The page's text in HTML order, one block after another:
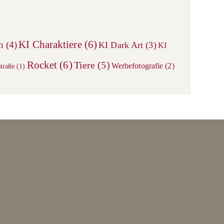
(4)KI Charaktiere(6) KI Dark Art (3)KI
(1) Rocket (6)Tiere (5) Werbefotografie (2)